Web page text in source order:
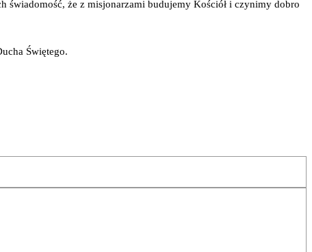
świadomość, że z misjonarzami budujemy Kościół i czynimy dobro
Świętego.